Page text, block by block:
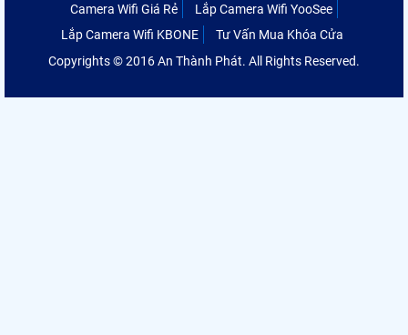
Camera Wifi Giá Rẻ
Lắp Camera Wifi YooSee
Lắp Camera Wifi KBONE
Tư Vấn Mua Khóa Cửa
Copyrights © 2016 An Thành Phát. All Rights Reserved.